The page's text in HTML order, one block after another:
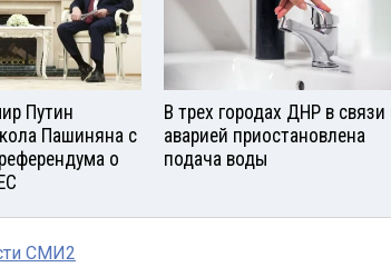
Путин
Пашиняна с
о
В трех городах ДНР в связи
аварией приостановлена
подача воды
СМИ2